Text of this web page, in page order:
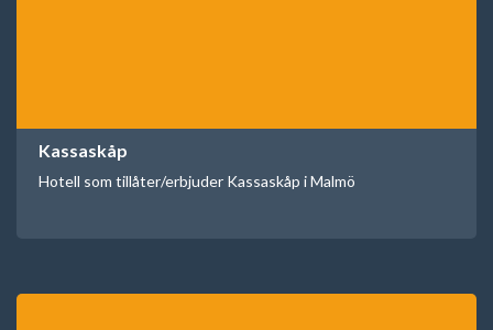
Kassaskåp
Hotell som tillåter/erbjuder Kassaskåp i Malmö